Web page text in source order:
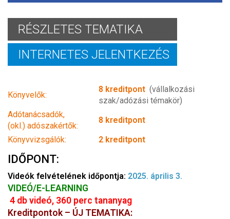
RÉSZLETES TEMATIKA
INTERNETES JELENTKEZÉS
Könyvelők:
8 kreditpont (vállalkozási
szak/adózási témakör)
Adótanácsadók,
(okl.) adószakértők:
8 kreditpont
Könyvvizsgálók:
2 kreditpont
IDŐPONT:
Videók felvételének időpontja: 2025. április 3.
VIDEÓ/E-LEARNING
4 db videó, 360 perc tananyag
Kreditpontok– ÚJ TEMATIKA: